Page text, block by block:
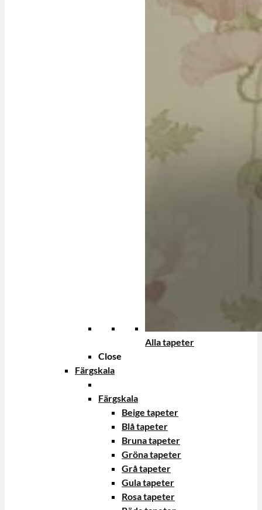
Alla tapeter
Close
Färgskala
Färgskala
Beige tapeter
Blå tapeter
Bruna tapeter
Gröna tapeter
Grå tapeter
Gula tapeter
Rosa tapeter